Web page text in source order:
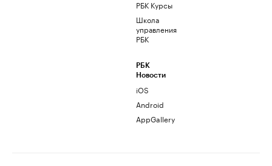
РБК Курсы
Школа
управления
РБК
РБК
Новости
iOS
Android
AppGallery